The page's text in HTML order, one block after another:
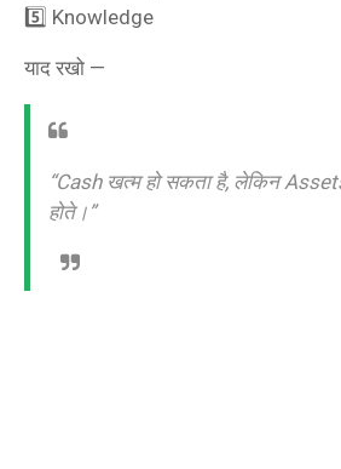
5️⃣ Knowledge
याद रखो —
“Cash खत्म हो सकता है, लेकिन
होते।”